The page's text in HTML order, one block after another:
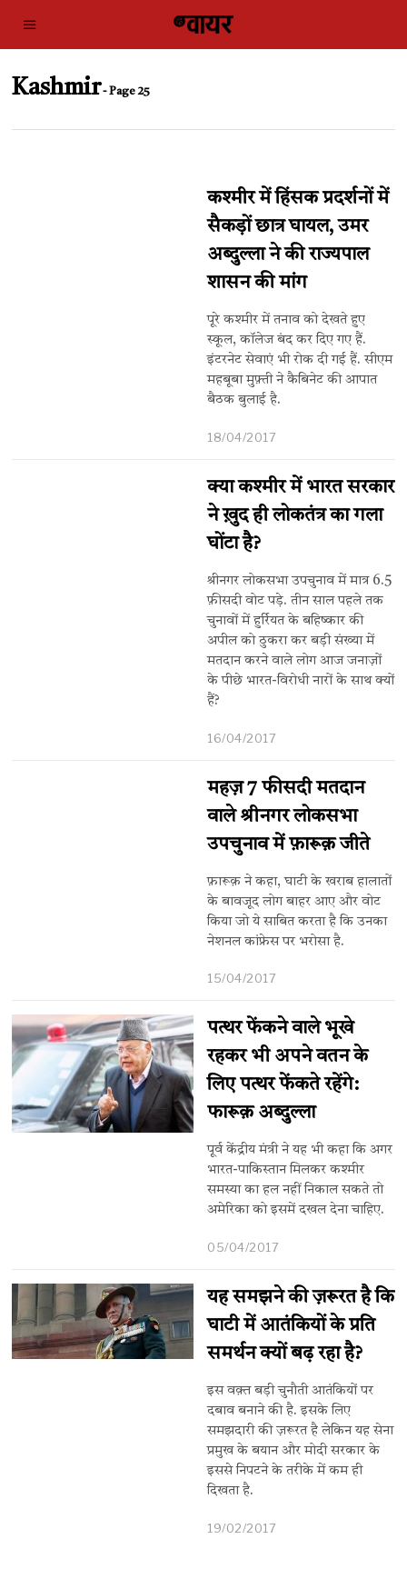
Kashmir- Page 25
कश्मीर में हिंसक प्रदर्शनों में
सैकड़ों छात्र घायल, उमर
अब्दुल्ला ने की राज्यपाल
शासन की मांग
पूरे कश्मीर में तनाव को देखते हुए
स्कूल, कॉलेज बंद ​कर दिए गए हैं.
इंटरनेट सेवाएं भी रोक दी गई हैं. सीएम
महबूबा मुफ़्ती ने कैबिनेट की आपात
बैठक बुलाई है.
18/04/2017
क्या कश्मीर में भारत सरकार
ने ख़ुद ही लोकतंत्र का गला
घोंटा है?
श्रीनगर लोकसभा उपचुनाव में मात्र 6.5
फ़ीसदी वोट पड़े. तीन साल पहले तक
चुनावों में हुर्रियत के बहिष्कार की
अपील को ठुकरा कर बड़ी संख्या में
मतदान करने वाले लोग आज जनाज़ों
के पीछे भारत-विरोधी नारों के साथ क्यों
हैं?
16/04/2017
महज़ 7 फीसदी मतदान
वाले श्रीनगर लोकसभा
उपचुनाव में फ़ारूक़ जीते
फ़ारूक़ ने कहा, घाटी के खराब हालातों
के बावजूद लोग बाहर आए और वोट
किया जो ये साबित करता है कि उनका
नेशनल कांफ्रेस पर भरोसा है.
15/04/2017
पत्थर फेंकने वाले भूखे
रहकर भी अपने वतन के
लिए पत्थर फेंकते रहेंगे:
फारूक़ अब्दुल्ला
पूर्व केंद्रीय मंत्री ने यह भी कहा कि अगर
भारत-पाकिस्तान मिलकर कश्मीर
समस्या का हल नहीं निकाल सकते तो
अमेरिका को इसमें दखल देना चाहिए.
05/04/2017
यह समझने की ज़रूरत है कि
घाटी में आतंकियों के प्रति
समर्थन क्यों बढ़ रहा है?
इस वक़्त बड़ी चुनौती आतंकियों पर
दबाव बनाने की है. इसके लिए
समझदारी की ज़रूरत है लेकिन यह सेना
प्रमुख के बयान और मोदी सरकार के
इससे निपटने के तरीके में कम ही
दिखता है.
19/02/2017